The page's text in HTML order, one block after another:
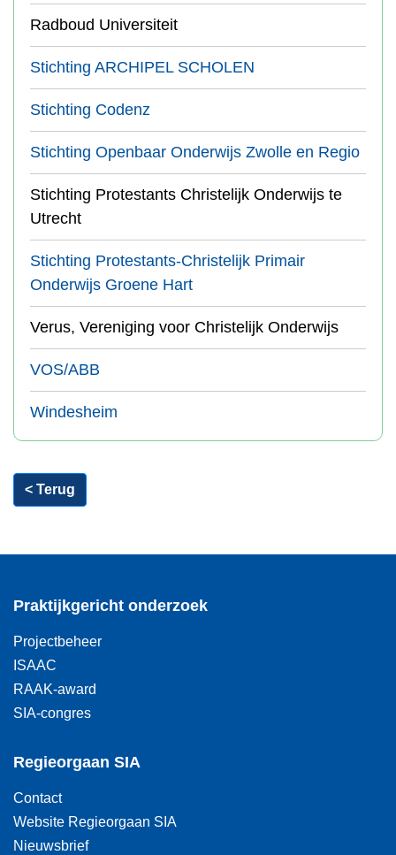
Radboud Universiteit
Stichting ARCHIPEL SCHOLEN
Stichting Codenz
Stichting Openbaar Onderwijs Zwolle en Regio
Stichting Protestants Christelijk Onderwijs te
Utrecht
Stichting Protestants-Christelijk Primair
Onderwijs Groene Hart
Verus, Vereniging voor Christelijk Onderwijs
VOS/ABB
Windesheim
< Terug
Praktijkgericht onderzoek
Projectbeheer
ISAAC
RAAK-award
SIA-congres
Regieorgaan SIA
Contact
Website Regieorgaan SIA
Nieuwsbrief